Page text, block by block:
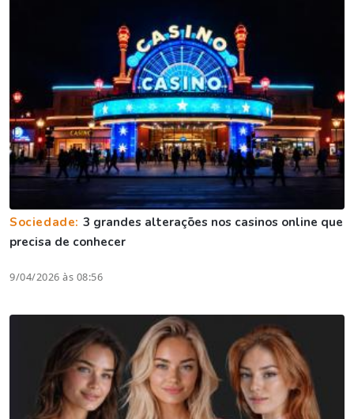
Sociedade: 3 grandes alterações nos casinos online que
precisa de conhecer
9/04/2026 às 08:56